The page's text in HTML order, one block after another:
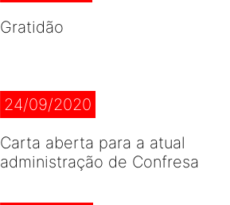
Gratidão
24/09/2020
Carta aberta para a atual
administração de Confresa